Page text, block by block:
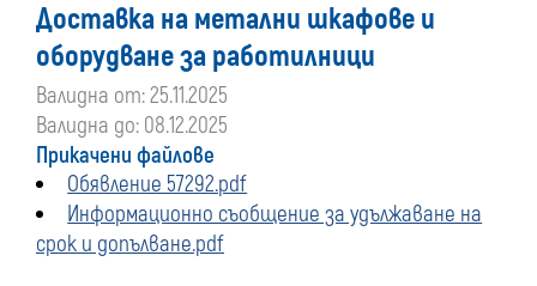
Доставка на метални шкафове и
оборудване за работилници
Валидна от: 25.11.2025
Валидна до: 08.12.2025
Прикачени файлове
Обявление 57292.pdf
Информационно съобщение за удължаване на
срок и допълване.pdf